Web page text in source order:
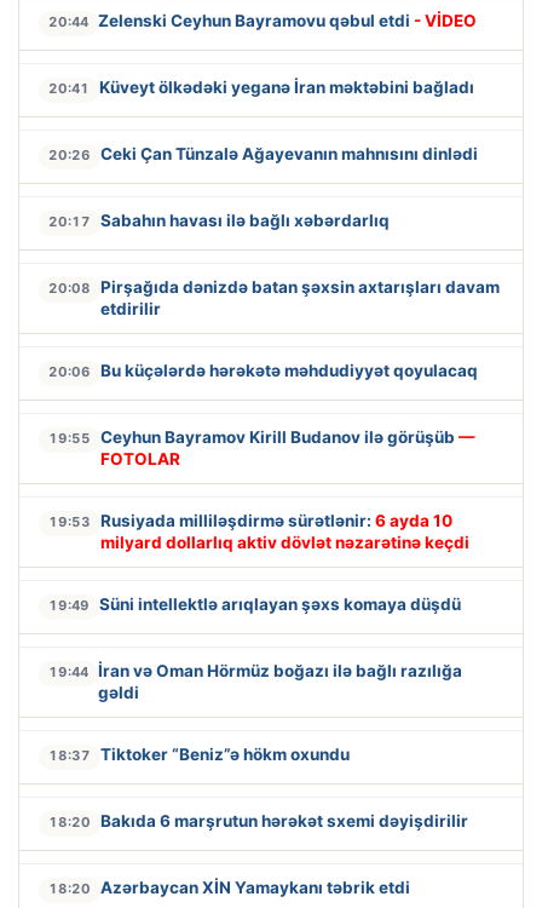
20:44 Zelenski Ceyhun Bayramovu qəbul etdi - VİDEO
20:41 Küveyt ölkədəki yeganə İran məktəbini bağladı
20:26 Ceki Çan Tünzalə Ağayevanın mahnısını dinlədi
20:17 Sabahın havası ilə bağlı xəbərdarlıq
20:08
Pirşağıda dənizdə batan şəxsin axtarışları davam
etdirilir
20:06 Bu küçələrdə hərəkətə məhdudiyyət qoyulacaq
19:55 Ceyhun Bayramov Kirill Budanov ilə görüşüb —
FOTOLAR
19:53 Rusiyada milliləşdirmə sürətlənir: 6 ayda 10
milyard dollarlıq aktiv dövlət nəzarətinə keçdi
19:49 Süni intellektlə arıqlayan şəxs komaya düşdü
19:44 İran və Oman Hörmüz boğazı ilə bağlı razılığa
gəldi
18:37 Tiktoker “Beniz”ə hökm oxundu
18:20 Bakıda 6 marşrutun hərəkət sxemi dəyişdirilir
18:20 Azərbaycan XİN Yamaykanı təbrik etdi